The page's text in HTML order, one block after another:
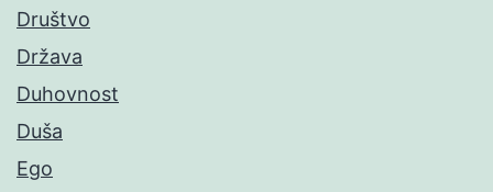
Društvo
Država
Duhovnost
Duša
Ego